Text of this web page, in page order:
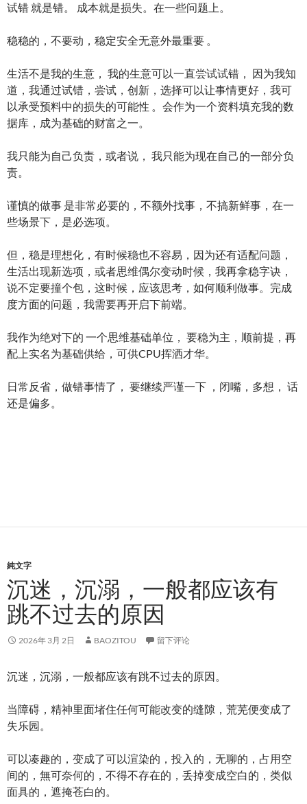
试错 就是错。 成本就是损失。在一些问题上。
稳稳的，不要动，稳定安全无意外最重要 。
生活不是我的生意， 我的生意可以一直尝试试错， 因为我知
道，我通过试错，尝试，创新，选择可以让事情更好，我可
以承受预料中的损失的可能性 。会作为一个资料填充我的数
据库，成为基础的财富之一。
我只能为自己负责，或者说， 我只能为现在自己的一部分负
责。
谨慎的做事 是非常必要的，不额外找事，不搞新鲜事，在一
些场景下，是必选项。
但，稳是理想化，有时候稳也不容易，因为还有适配问题，
生活出现新选项，或者思维偶尔变动时候，我再拿稳字诀，
说不定要撞个包，这时候，应该思考，如何顺利做事。完成
度方面的问题，我需要再开启下前端。
我作为绝对下的 一个思维基础单位， 要稳为主，顺前提，再
配上实名为基础供给，可供CPU挥洒才华。
日常反省，做错事情了， 要继续严谨一下 ，闭嘴，多想， 话
还是偏多。
純文字
沉迷，沉溺，一般都应该有
跳不过去的原因
2026年 3月 2日 BAOZITOU 留下评论
沉迷，沉溺，一般都应该有跳不过去的原因。
当障碍，精神里面堵住任何可能改变的缝隙，荒芜便变成了
失乐园。
可以凑趣的，变成了可以渲染的，投入的，无聊的，占用空
间的，無可奈何的，不得不存在的，丢掉变成空白的，类似
面具的，遮掩苍白的。